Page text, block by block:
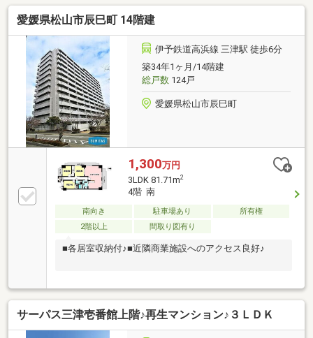
い」「車のローンがあるけど大丈夫？」「年齢がネッ
クになっている」皆様のご不安やお悩みを一緒に解決
します！もちろん強引な営業は行いません。公平中立
な立場でお客様に合った金融機関をご提案させていた
だきます。
愛媛県松山市辰巳町 14階建
伊予鉄道高浜線 三津駅 徒歩6分
築34年1ヶ月/14階建
総戸数124戸
愛媛県松山市辰巳町
1,300万円
3LDK 81.71m2
4階 南
南向き 駐車場あり
所有権
2階以上
間取り図有り
■各居室収納付♪■近隣商業施設へのアクセス良好♪
サーパス三津壱番館上階♪再生マンション♪３ＬＤＫ